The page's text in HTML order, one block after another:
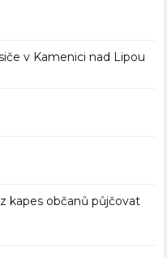
v Kamenici nad Lipou
kapes občanů půjčovat